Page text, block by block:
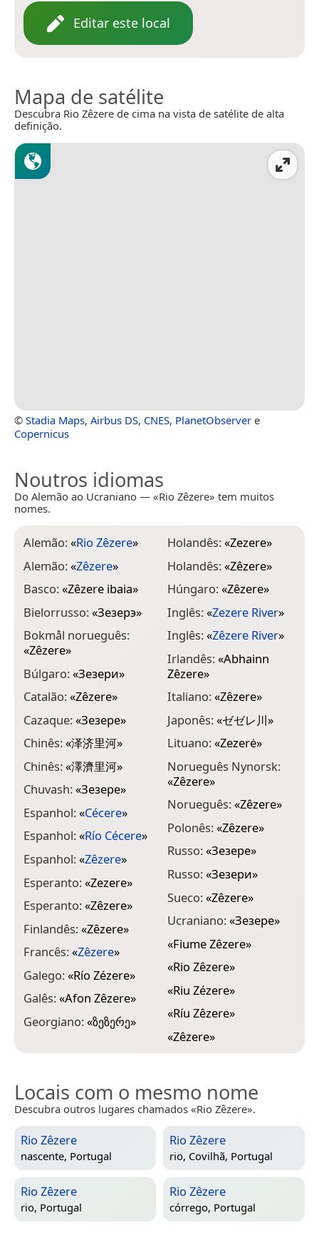
Editar este local
Mapa de satélite
Descubra Rio Zêzere de cima na vista de satélite de alta
definição.
© Stadia Maps, Airbus DS, CNES, PlanetObserver e
Copernicus
Noutros idiomas
Do Alemão ao Ucraniano — «Rio Zêzere» tem muitos
nomes.
Alemão:«Rio Zêzere»
Alemão:«Zêzere»
Basco:«Zêzere ibaia»
Bielorrusso:«Зезерэ»
Bokmål norueguês:
«Zêzere»
Búlgaro:«Зезери»
Catalão:«Zêzere»
Cazaque:«Зезере»
Chinês:«泽济里河»
Chinês:«澤濟里河»
Chuvash:«Зезере»
Espanhol:«Cécere»
Espanhol:«Río Cécere»
Espanhol:«Zêzere»
Esperanto:«Zezere»
Esperanto:«Zêzere»
Finlandês:«Zêzere»
Francês:«Zêzere»
Galego:«Río Zézere»
Galês:«Afon Zêzere»
Georgiano:«ზეზერე»
Holandês:«Zezere»
Holandês:«Zêzere»
Húngaro:«Zêzere»
Inglês:«Zezere River»
Inglês:«Zêzere River»
Irlandês:«Abhainn
Zêzere»
Italiano:«Zêzere»
Japonês:«ゼゼレ川»
Lituano:«Zezerė»
Norueguês Nynorsk:
«Zêzere»
Norueguês:«Zêzere»
Polonês:«Zêzere»
Russo:«Зезере»
Russo:«Зезери»
Sueco:«Zêzere»
Ucraniano:«Зезере»
«Fiume Zêzere»
«Rio Zêzere»
«Riu Zézere»
«Ríu Zêzere»
«Zêzere»
Locais com o mesmo nome
Descubra outros lugares chamados «Rio Zêzere».
Rio Zêzere
nascente, Portugal
Rio Zêzere
rio, Covilhã, Portugal
Rio Zêzere
rio, Portugal
Rio Zêzere
córrego, Portugal